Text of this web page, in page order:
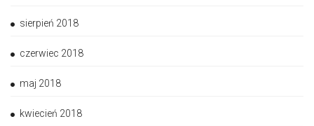
sierpień 2018
czerwiec 2018
maj 2018
kwiecień 2018